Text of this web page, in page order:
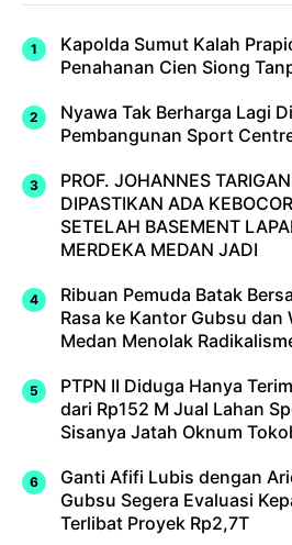
Kapolda Sumut Kalah
Penahanan Cien Siong
Nyawa Tak Berharga Lagi
Pembangunan Sport
PROF. JOHANNES
DIPASTIKAN ADA
SETELAH BASEMENT
MERDEKA MEDAN JADI
Ribuan Pemuda Batak
Rasa ke Kantor Gubsu dan
Medan Menolak
PTPN II Diduga Hanya
dari Rp152 M Jual Lahan
Sisanya Jatah Oknum
Ganti Afifi Lubis dengan
Gubsu Segera Evaluasi
Terlibat Proyek Rp2,7T